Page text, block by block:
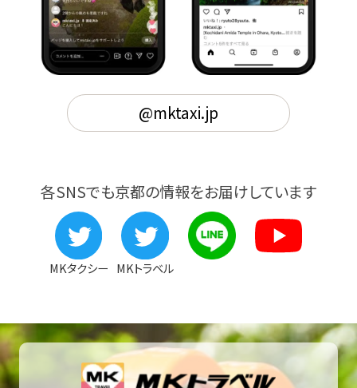
@mktaxi.jp
各SNSでも京都の情報をお届けしています
MKタクシー MKトラベル